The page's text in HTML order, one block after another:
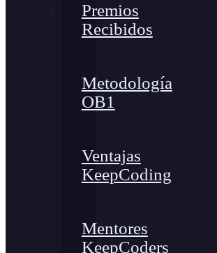
Premios
Recibidos
Metodología
OB1
Ventajas
KeepCoding
Mentores
KeepCoders